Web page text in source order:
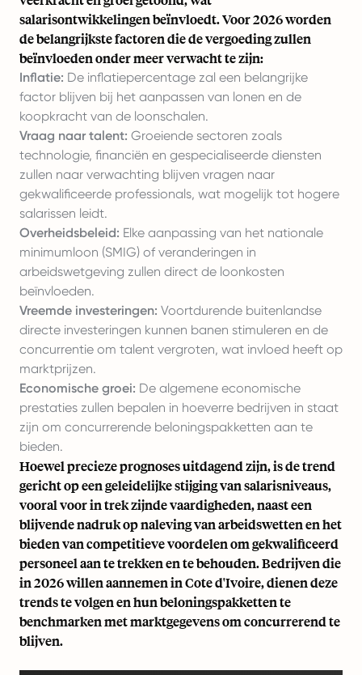
salarisontwikkelingen beïnvloedt. Voor 2026 worden
de belangrijkste factoren die de vergoeding zullen
beïnvloeden onder meer verwacht te zijn:
Inflatie: De inflatiepercentage zal een belangrijke
factor blijven bij het aanpassen van lonen en de
koopkracht van de loonschalen.
Vraag naar talent: Groeiende sectoren zoals
technologie, financiën en gespecialiseerde diensten
zullen naar verwachting blijven vragen naar
gekwalificeerde professionals, wat mogelijk tot hogere
salarissen leidt.
Overheidsbeleid: Elke aanpassing van het nationale
minimumloon (SMIG) of veranderingen in
arbeidswetgeving zullen direct de loonkosten
beïnvloeden.
Vreemde investeringen: Voortdurende buitenlandse
directe investeringen kunnen banen stimuleren en de
concurrentie om talent vergroten, wat invloed heeft op
marktprijzen.
Economische groei: De algemene economische
prestaties zullen bepalen in hoeverre bedrijven in staat
zijn om concurrerende beloningspakketten aan te
bieden.
Hoewel precieze prognoses uitdagend zijn, is de trend
gericht op een geleidelijke stijging van salarisniveaus,
vooral voor in trek zijnde vaardigheden, naast een
blijvende nadruk op naleving van arbeidswetten en het
bieden van competitieve voordelen om gekwalificeerd
personeel aan te trekken en te behouden. Bedrijven die
in 2026 willen aannemen in Cote d'Ivoire, dienen deze
trends te volgen en hun beloningspakketten te
benchmarken met marktgegevens om concurrerend te
blijven.